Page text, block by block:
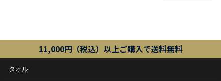
11,000円（税込）以上ご購入で送料無料
タオル